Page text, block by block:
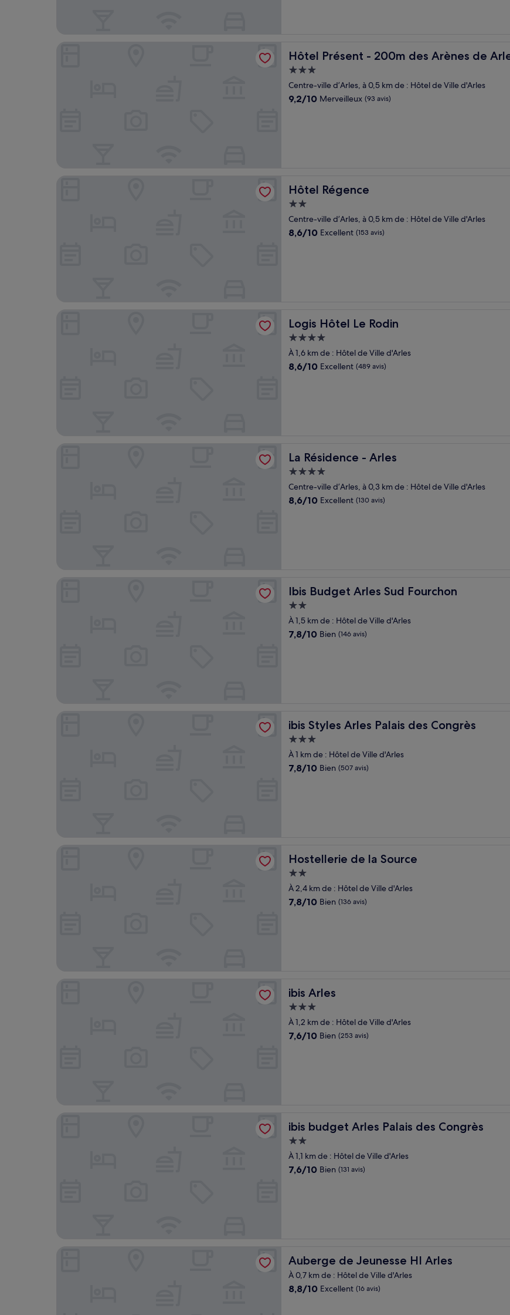
Hôtel Présent - 200m des Arènes de
Hôtel Présent - 200m des Arènes de Arles -
Hébergement
3.0 étoiles
Centre-ville d’Arles, à 0,5 km de : Hôtel de Ville d'Arles
9.2
9,2/10 Merveilleux (93 avis)
Hôtel Présent - 200m des Arènes de Arles - Encore Mieux
Hôtel Régence
Hôtel Régence
Hébergement
2.0 étoiles
Centre-ville d’Arles, à 0,5 km de : Hôtel de Ville d'Arles
8.6
8,6/10 Excellent (153 avis)
Logis Hôtel Le Rodin
Logis Hôtel Le Rodin
Hébergement
4.0 étoiles
À 1,6 km de : Hôtel de Ville d'Arles
8.6
8,6/10 Excellent (489 avis)
La Résidence - Arles
La Résidence - Arles
Hébergement
4.0 étoiles
Centre-ville d’Arles, à 0,3 km de : Hôtel de Ville d'Arles
8.6
8,6/10 Excellent (130 avis)
Ibis Budget Arles Sud Fourchon
Ibis Budget Arles Sud Fourchon
Hébergement
2.0 étoiles
À 1,5 km de : Hôtel de Ville d'Arles
7.8
7,8/10 Bien (146 avis)
ibis Styles Arles Palais des Congrès
ibis Styles Arles Palais des Congrès
Hébergement
3.0 étoiles
À 1 km de : Hôtel de Ville d'Arles
7.8
7,8/10 Bien (507 avis)
Hostellerie de la Source
Hostellerie de la Source
Hébergement
2.0 étoiles
À 2,4 km de : Hôtel de Ville d'Arles
7.8
7,8/10 Bien (136 avis)
ibis Arles
ibis Arles
Hébergement
3.0 étoiles
À 1,2 km de : Hôtel de Ville d'Arles
7.6
7,6/10 Bien (253 avis)
ibis budget Arles Palais des Congrès
ibis budget Arles Palais des Congrès
Hébergement
2.0 étoiles
À 1,1 km de : Hôtel de Ville d'Arles
7.6
7,6/10 Bien (131 avis)
Auberge de Jeunesse HI Arles
Auberge de Jeunesse HI Arles
À 0,7 km de : Hôtel de Ville d'Arles
8.8
8,8/10 Excellent (16 avis)